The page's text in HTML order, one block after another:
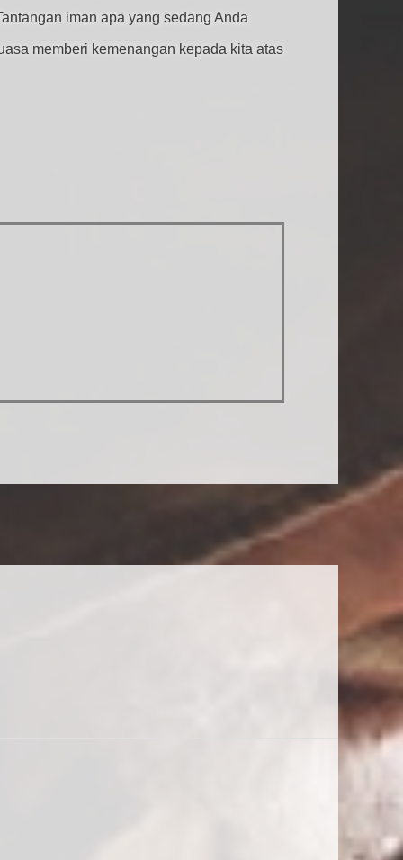
iman apa yang sedang Anda
memberi kemenangan kepada kita atas